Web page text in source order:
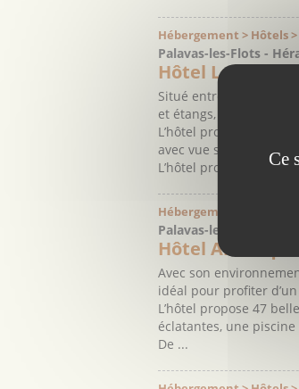
Hébergement > Hôtels
Palavas-les-Flots -
Hôtel Le Grand
Situé entre le centre
et étangs, Le Grand
L’hôtel propose 19
avec vue sur mer pour
L’hôtel propose ...
Hébergement > Hôtels >
Palavas-les-Flots -
Hôtel Amérique
Avec son
idéal pour profiter
L’hôtel propose 47
éclatantes, une
De ...
Ce